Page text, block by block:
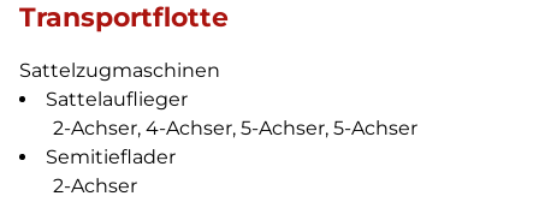
Transportflotte
Sattelzugmaschinen
Sattelauflieger
2-Achser, 4-Achser, 5-Achser, 5-Achser
Semitieflader
2-Achser